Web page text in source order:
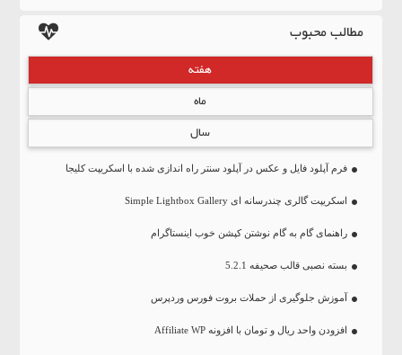
مطالب محبوب
هفته
ماه
سال
فرم آپلود فایل و عکس در آپلود سنتر راه اندازی شده با اسکریپت کلیجا
اسکریپت گالری چندرسانه ای Simple Lightbox Gallery
راهنمای گام به گام نوشتن کپشن خوب اینستاگرام
بسته نصبی قالب صحیفه 5.2.1
آموزش جلوگیری از حملات بروت فورس وردپرس
افزودن واحد ریال و تومان با افزونه Affiliate WP